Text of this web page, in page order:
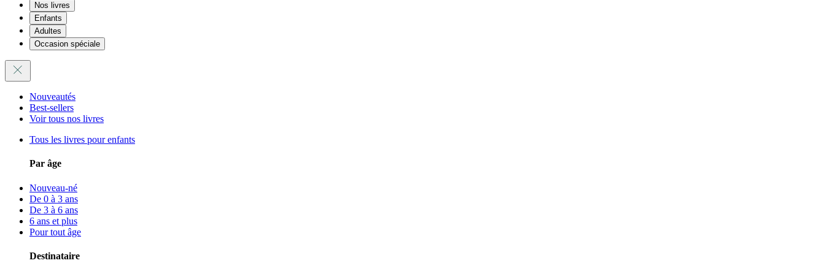
Nos livres
Enfants
Adultes
Occasion spéciale
Nouveautés
Best-sellers
Voir tous nos livres
Tous les livres pour enfants
Par âge
Nouveau-né
De 0 à 3 ans
De 3 à 6 ans
6 ans et plus
Pour tout âge
Destinataire